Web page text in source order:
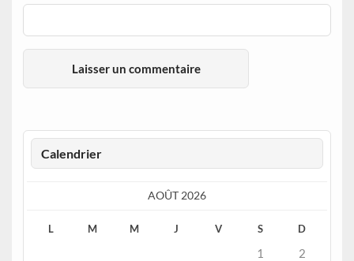
Calendrier
AOÛT 2026
L M M J V S D
1
2